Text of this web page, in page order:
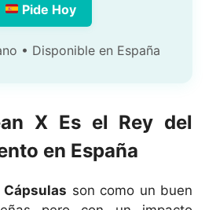
Pide Hoy
• Disponible en España
X Es el Rey del
en España
Cápsulas son como un buen